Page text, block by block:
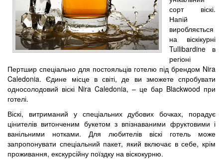
сорт віскі.
Напій
виробляється
на віскікурні
Tullibardine в
регіоні
Пертшир спеціально для постояльців готелю під брендом Nira
Caledonia. Єдине місце в світі, де ви зможете спробувати
односолодовий віскі Nira Caledonia, – це бар Blackwood при
готелі.
Віскі, витриманий у спеціальних дубових бочках, порадує
цінителів витонченим букетом з впізнаваними фруктовими і
ванільними нотками. Для любителів віскі готель може
запропонувати спеціальний пакет, який включає в себе, крім
проживання, екскурсійну поїздку на віскокурню.